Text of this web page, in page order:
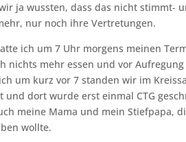
ja wussten, dass das nicht stimmt-
nur noch ihre Vertretungen.
ich um 7 Uhr morgens meinen
nichts mehr essen und vor
um kurz vor 7 standen wir im
und dort wurde erst einmal CTG
meine Mama und mein Stiefpapa,
wollte.